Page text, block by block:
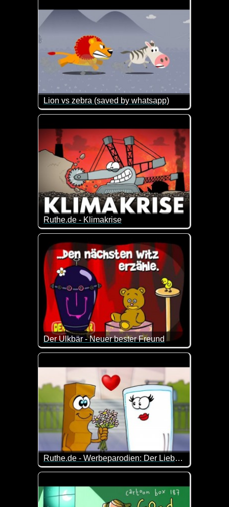
Lion vs zebra (saved by whatsapp)
Ein Löwe jagt ein Zebra. Das Ende dieser
Ruthe.de - Klimakrise
Alle reden über die Klimakrise.
Was hat sie mit uns zu tun und was können wir
Dieses Video erklärt es euch auf eine witzig
Der Ulkbär - Neuer bester Freund
vom Ulkbären habe ich ja schon mehr verteilt.
Ruthe.de - Werbeparodien: Der Liebesfilm
Diese Werbeparodien haben alle etwas mit dem